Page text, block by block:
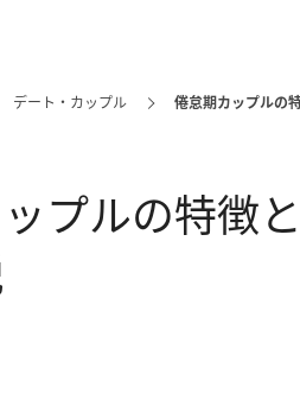
デート・カップル 倦怠期カップルの
プルの特徴